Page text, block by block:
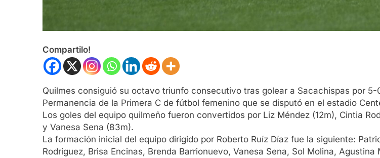
Compartilo!
Quilmes consiguió su octavo triunfo consecutivo tras golear a Sacachispas por
Permanencia de la Primera C de fútbol femenino que se disputó en el estadio
Los goles del equipo quilmeño fueron convertidos por Liz Méndez (12m), Cintia
y Vanesa Sena (83m).
La formación inicial del equipo dirigido por Roberto Ruíz Díaz fue la siguiente:
Rodriguez, Brisa Encinas, Brenda Barrionuevo, Vanesa Sena, Sol Molina, Agustina